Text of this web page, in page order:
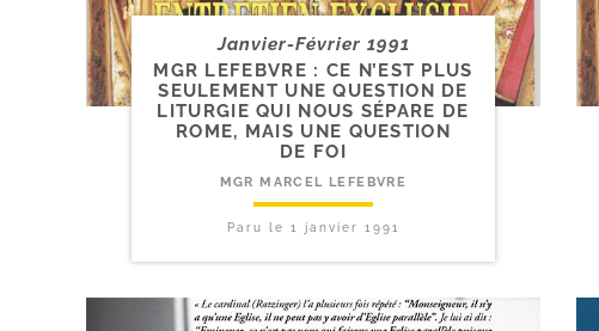
Janvier-Février 1991
MGR LEFEBVRE : CE N’EST PLUS
SEULEMENT UNE QUESTION DE
LITURGIE QUI NOUS SÉPARE DE
ROME, MAIS UNE QUESTION
DE FOI
MGR MARCEL LEFEBVRE
Paru le 1 janvier 1991